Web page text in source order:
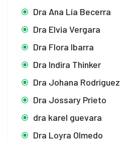
Dra Ana Lía Becerra
Dra Elvia Vergara
Dra Flora Ibarra
Dra Indira Thinker
Dra Johana Rodríguez
Dra Jossary Prieto
dra karel guevara
Dra Loyra Olmedo